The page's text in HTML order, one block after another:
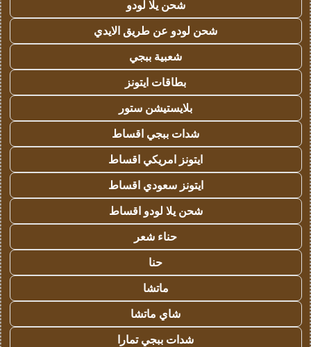
شحن يلا لودو
شحن لودو عن طريق الايدي
شعبية ببجي
بطاقات ايتونز
بلايستيشن ستور
شدات ببجي اقساط
ايتونز امريكي اقساط
ايتونز سعودي اقساط
شحن يلا لودو اقساط
حناء شعر
حنا
ماتشا
شاي ماتشا
شدات ببجي تمارا